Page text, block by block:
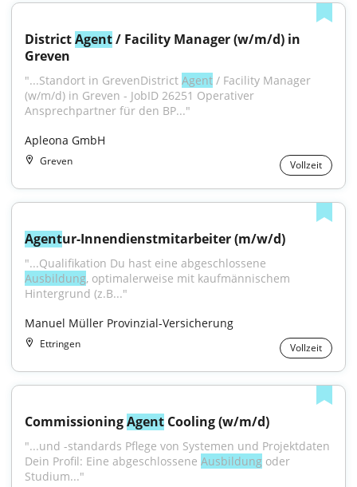
District Agent / Facility Manager (w/m/d) in
Greven
"...Standort in GrevenDistrict Agent / Facility Manager
(w/m/d) in Greven - JobID 26251 Operativer
Ansprechpartner für den BP..."
Apleona GmbH
Greven Vollzeit
Agentur-Innendienstmitarbeiter (m/w/d)
Ausbildung, optimalerweise mit kaufmännischem
Hintergrund (z.B..."
Manuel Müller Provinzial-Versicherung
Ettringen Vollzeit
Commissioning Agent Cooling (w/m/d)
"...und -standards Pflege von Systemen und Projektdaten
Dein Profil: Eine abgeschlossene Ausbildung oder
Studium..."